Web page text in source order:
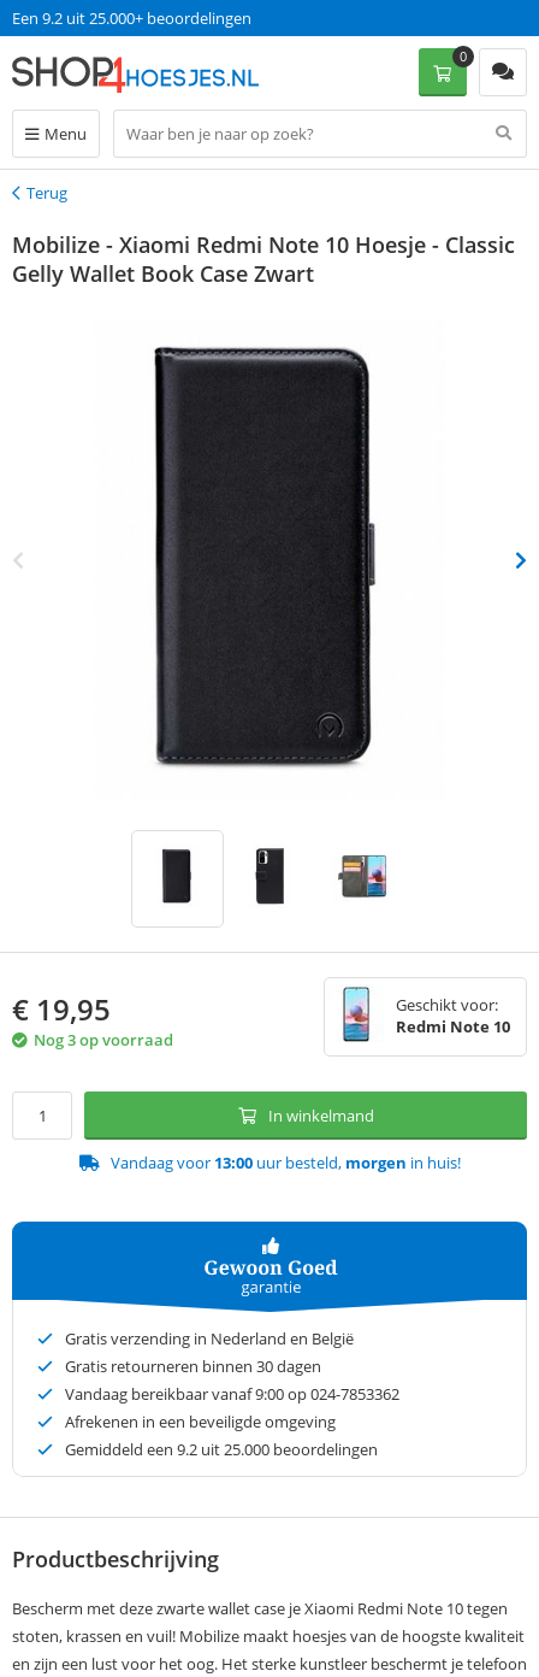
Een 9.2 uit 25.000+ beoordelingen
Menu
0
Terug
Terug
Mobilize - Xiaomi Redmi Note 10 Hoesje - Classic
Gelly Wallet Book Case Zwart
€ 19,95
Nog 3 op voorraad
Geschikt voor:
Redmi Note 10
In winkelmand
Vandaag voor 13:00uur besteld, morgen in huis!
Gratis verzending in Nederland en België
Gratis retourneren binnen 30 dagen
Vandaag bereikbaar vanaf 9:00 op 024-7853362
Afrekenen in een beveiligde omgeving
Gemiddeld een 9.2 uit 25.000 beoordelingen
Productbeschrijving
Bescherm met deze zwarte wallet case je Xiaomi Redmi Note 10 tegen
stoten, krassen en vuil! Mobilize maakt hoesjes van de hoogste kwaliteit
en zijn een lust voor het oog. Het sterke kunstleer beschermt je telefoon